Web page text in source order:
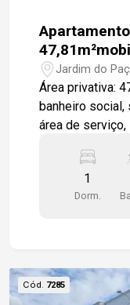
Jardim do
Área privativa:
banheiro social,
área de
sofá,
depurador
Residencial
PNE), solário,
gourmet,
1
Dorm.
Cód. 7285